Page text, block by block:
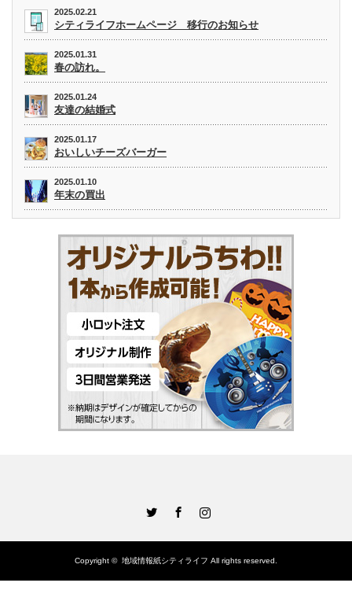
2025.02.21
シティライフホームページ 移行のお知らせ
2025.01.31
春の訪れ。
2025.01.24
友達の結婚式
2025.01.17
おいしいチーズバーガー
2025.01.10
年末の買出
Copyright © 地域情報紙シティライフ All rights reserved.